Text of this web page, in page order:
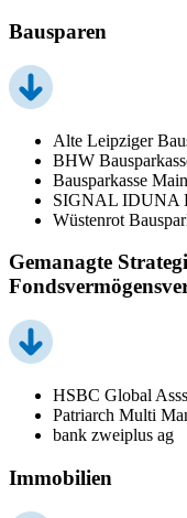
Bausparen
Alte Leipziger
BHW
Bausparkasse
SIGNAL IDUNA
Wüstenrot
Gemanagte
HSBC Global
Patriarch Multi
bank zweiplus ag
Immobilien